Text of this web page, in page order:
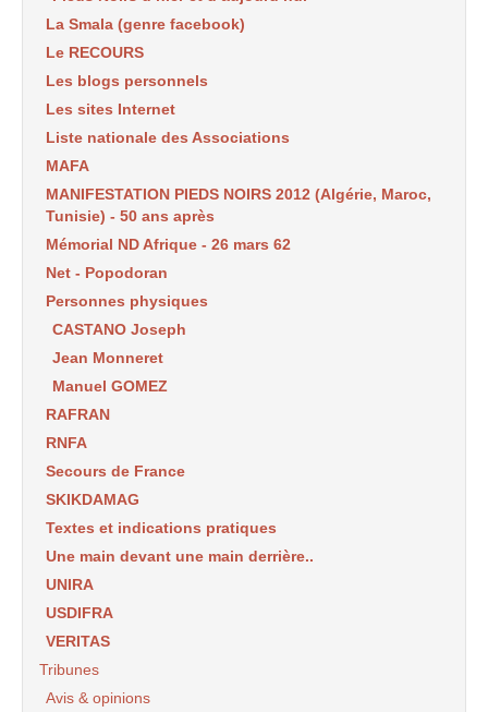
La Smala (genre facebook)
Le RECOURS
Les blogs personnels
Les sites Internet
Liste nationale des Associations
MAFA
MANIFESTATION PIEDS NOIRS 2012 (Algérie, Maroc,
Tunisie) - 50 ans après
Mémorial ND Afrique - 26 mars 62
Net - Popodoran
Personnes physiques
CASTANO Joseph
Jean Monneret
Manuel GOMEZ
RAFRAN
RNFA
Secours de France
SKIKDAMAG
Textes et indications pratiques
Une main devant une main derrière..
UNIRA
USDIFRA
VERITAS
Tribunes
Avis & opinions